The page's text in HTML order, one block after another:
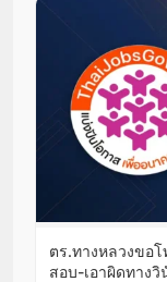
ตร.ทางหลวงขอ
สอบ-เอาผิดทางวิ